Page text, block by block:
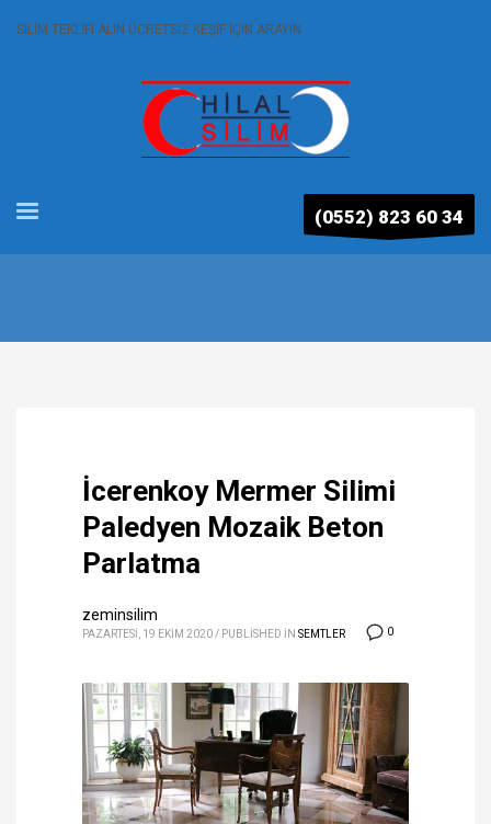
SİLİM TEKLİFİ ALIN ÜCRETSİZ KEŞİF İÇİN ARAYIN
(0552) 823 60 34
İcerenkoy Mermer Silimi
Paledyen Mozaik Beton
Parlatma
0
zeminsilim
PAZARTESI, 19 EKIM 2020 / PUBLISHED IN SEMTLER